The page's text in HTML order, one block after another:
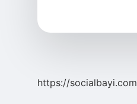
https://socialbayi.com